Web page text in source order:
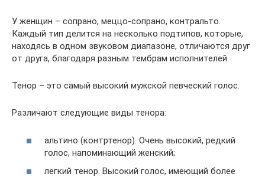
У женщин – сопрано, меццо-сопрано, контральто.
Каждый тип делится на несколько подтипов, которые,
находясь в одном звуковом диапазоне, отличаются друг
от друга, благодаря разным тембрам исполнителей.
Тенор – это самый высокий мужской певческий голос.
Различают следующие виды тенора:
альтино (контртенор). Очень высокий, редкий
голос, напоминающий женский;
легкий тенор. Высокий голос, имеющий более